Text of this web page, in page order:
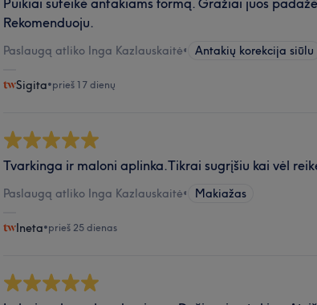
Rekomenduoju.
Paslaugą atliko Inga Kazlauskaitė• Antakių korekcija siūlu
Sigita•prieš 17 dienų
Tvarkinga ir maloni aplinka.Tikrai sugrįšiu kai vėl
Paslaugą atliko Inga Kazlauskaitė• Makiažas
Ineta•prieš 25 dienas